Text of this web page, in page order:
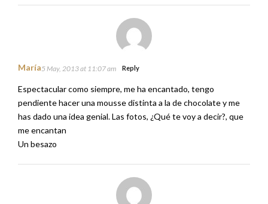
María5 May, 2013 at 11:07 am Reply
Espectacular como siempre, me ha encantado, tengo
pendiente hacer una mousse distinta a la de chocolate y me
has dado una idea genial. Las fotos, ¿Qué te voy a decir?, que
me encantan
Un besazo